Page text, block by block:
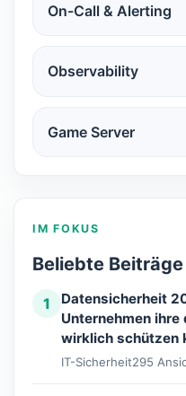
On-Call & Alerting
Observability
Game Server
IM FOKUS
Beliebte Beiträge
1
Datensicherheit
Unternehmen
wirklich schützen
IT-Sicherheit295